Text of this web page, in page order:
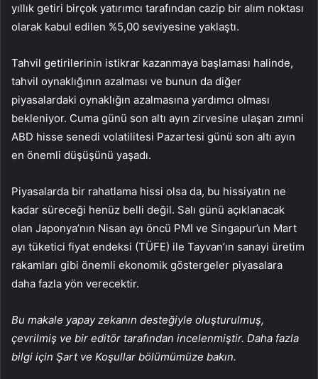
yıllık getiri birçok yatırımcı tarafından cazip bir alım noktası
olarak kabul edilen %5,00 seviyesine yaklaştı.
Tahvil getirilerinin istikrar kazanmaya başlaması halinde,
tahvil oynaklığının azalması ve bunun da diğer
piyasalardaki oynaklığın azalmasına yardımcı olması
bekleniyor. Cuma günü son altı ayın zirvesine ulaşan zımni
ABD hisse senedi volatilitesi Pazartesi günü son altı ayın
en önemli düşüşünü yaşadı.
Piyasalarda bir rahatlama hissi olsa da, bu hissiyatın ne
kadar süreceği henüz belli değil. Salı günü açıklanacak
olan Japonya’nın Nisan ayı öncü PMI ve Singapur’un Mart
ayı tüketici fiyat endeksi (TÜFE) ile Tayvan’ın sanayi üretim
rakamları gibi önemli ekonomik göstergeler piyasalara
daha fazla yön verecektir.
Bu makale yapay zekanın desteğiyle oluşturulmuş,
çevrilmiş ve bir editör tarafından incelenmiştir. Daha fazla
bilgi için Şart ve Koşullar bölümümüze bakın.